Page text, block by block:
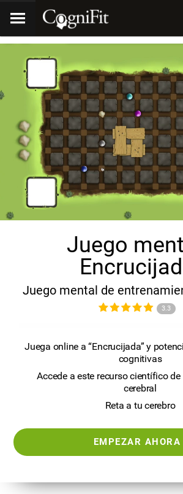
Juego
Juego mental de
3.3
Juega online a “Encrucijada” y
cognitivas
Accede a este recurso científico
cerebral
Reta a tu cerebro
EMPEZAR AHORA